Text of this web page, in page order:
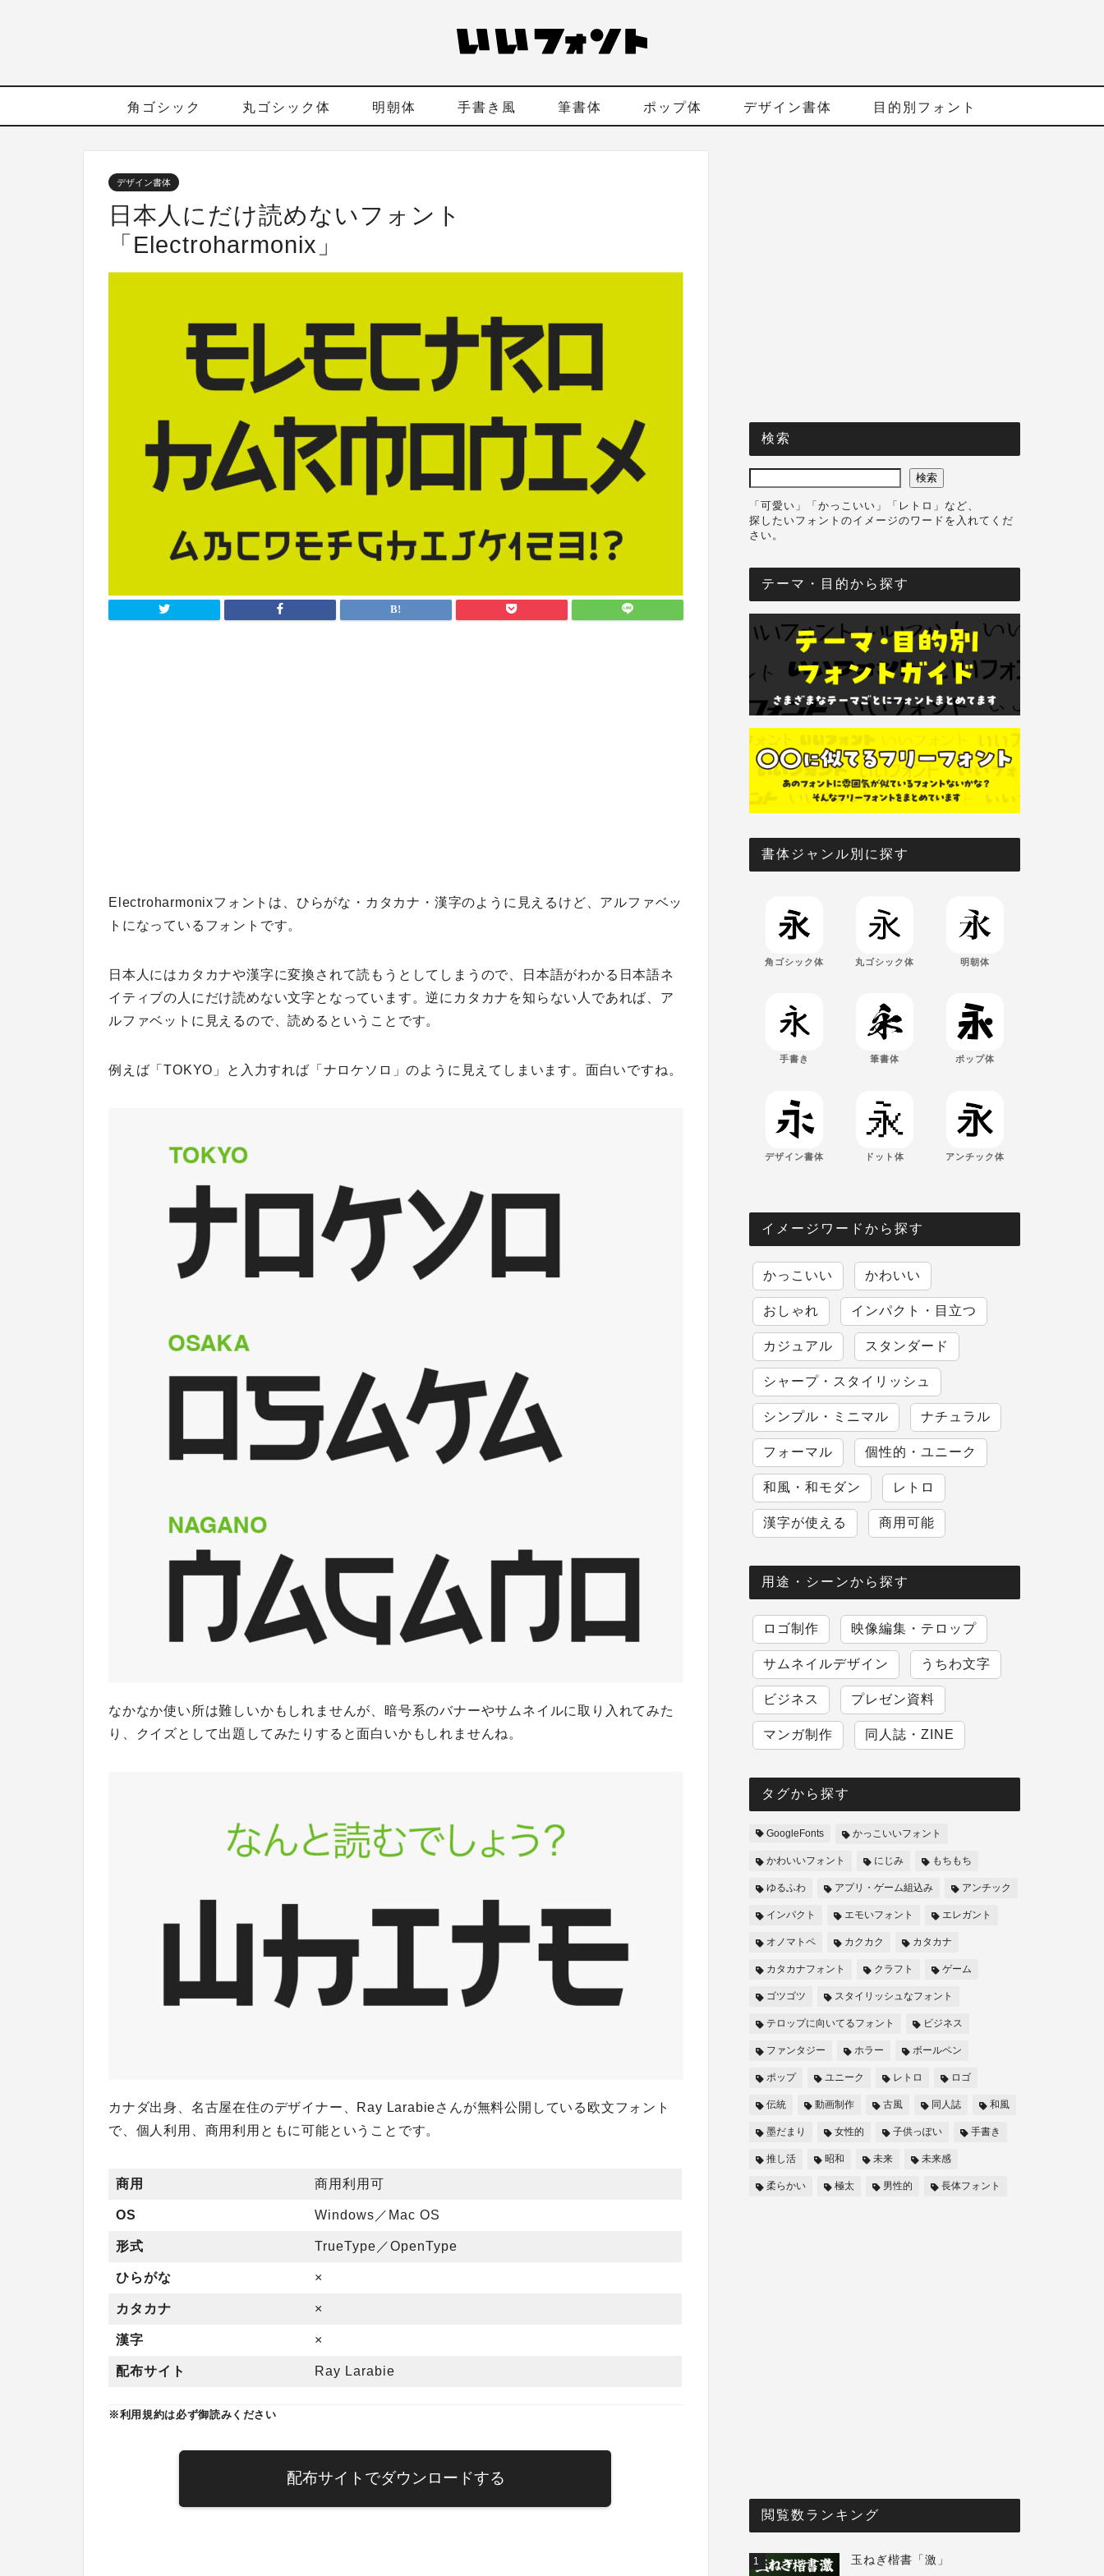
角ゴシック 丸ゴシック体 明朝体 手書き風 筆書体 ポップ体 デザイン書体 目的別フォント
デザイン書体
日本人にだけ読めないフォント
「Electroharmonix」
Electroharmonixフォントは、ひらがな・カタカナ・漢字のように見えるけど、アルファベッ
トになっているフォントです。
日本人にはカタカナや漢字に変換されて読もうとしてしまうので、日本語がわかる日本語ネ
イティブの人にだけ読めない文字となっています。逆にカタカナを知らない人であれば、ア
ルファベットに見えるので、読めるということです。
例えば「TOKYO」と入力すれば「ナロケソロ」のように見えてしまいます。面白いですね。
なかなか使い所は難しいかもしれませんが、暗号系のバナーやサムネイルに取り入れてみた
り、クイズとして出題してみたりすると面白いかもしれませんね。
カナダ出身、名古屋在住のデザイナー、Ray Larabieさんが無料公開している欧文フォント
で、個人利用、商用利用ともに可能ということです。
商用 商用利用可
OS Windows／Mac OS
形式 TrueType／OpenType
ひらがな ×
カタカナ ×
漢字 ×
配布サイト Ray Larabie
※利用規約は必ず御読みください
配布サイトでダウンロードする
検索
検索
「可愛い」「かっこいい」「レトロ」など、
探したいフォントのイメージのワードを入れてくだ
さい。
テーマ・目的から探す
書体ジャンル別に探す
角ゴシック体 丸ゴシック体 明朝体
手書き 筆書体 ポップ体
デザイン書体 ドット体 アンチック体
イメージワードから探す
かっこいい かわいい
おしゃれ インパクト・目立つ
カジュアル スタンダード
シャープ・スタイリッシュ
シンプル・ミニマル ナチュラル
フォーマル 個性的・ユニーク
和風・和モダン レトロ
漢字が使える 商用可能
用途・シーンから探す
ロゴ制作 映像編集・テロップ
サムネイルデザイン うちわ文字
ビジネス プレゼン資料
マンガ制作 同人誌・ZINE
タグから探す
GoogleFonts かっこいいフォント
かわいいフォント にじみ もちもち
ゆるふわ アプリ・ゲーム組込み アンチック
インパクト エモいフォント エレガント
オノマトペ カクカク カタカナ
カタカナフォント クラフト ゲーム
ゴツゴツ スタイリッシュなフォント
テロップに向いてるフォント ビジネス
ファンタジー ホラー ボールペン
ポップ ユニーク レトロ ロゴ
伝統 動画制作 古風 同人誌 和風
墨だまり 女性的 子供っぽい 手書き
推し活 昭和 未来 未来感
柔らかい 極太 男性的 長体フォント
閲覧数ランキング
1 玉ねぎ楷書「激」